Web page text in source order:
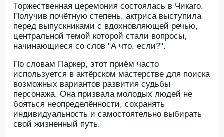
Торжественная церемония состоялась в Чикаго.
Получив почётную степень, актриса выступила
перед выпускниками с вдохновляющей речью,
центральной темой которой стали вопросы,
начинающиеся со слов "А что, если?".
По словам Паркер, этот приём часто
используется в актёрском мастерстве для поиска
возможных вариантов развития судьбы
персонажа. Она призвала молодых людей не
бояться неопределённости, сохранять
индивидуальность и самостоятельно выбирать
свой жизненный путь.